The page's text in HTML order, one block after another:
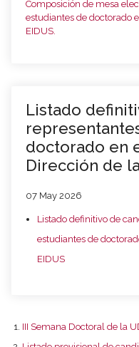
Composición de mesa
estudiantes de doctorado
EIDUS.
Listado
doctorado en
Dirección de
07 May 2026
Listado definitivo de
estudiantes de
EIDUS
III Semana Doctoral de la